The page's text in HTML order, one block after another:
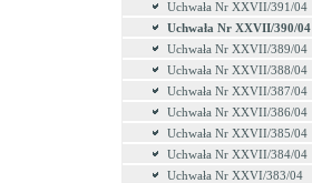
Uchwała Nr XXVII/391/04
Uchwała Nr XXVII/390/04
Uchwała Nr XXVII/389/04
Uchwała Nr XXVII/388/04
Uchwała Nr XXVII/387/04
Uchwała Nr XXVII/386/04
Uchwała Nr XXVII/385/04
Uchwała Nr XXVII/384/04
Uchwała Nr XXVI/383/04